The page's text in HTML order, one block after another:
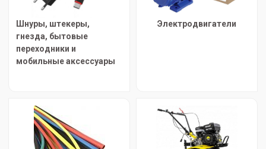
Шнуры, штекеры,
гнезда, бытовые
переходники и
мобильные аксессуары
Электродвигатели